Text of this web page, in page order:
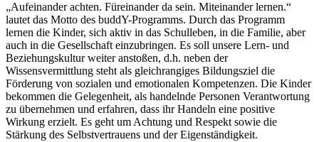
„Aufeinander achten. Füreinander da sein. Miteinander lernen.“
lautet das Motto des buddY-Programms. Durch das Programm
lernen die Kinder, sich aktiv in das Schulleben, in die Familie, aber
auch in die Gesellschaft einzubringen. Es soll unsere Lern- und
Beziehungskultur weiter anstoßen, d.h. neben der
Wissensvermittlung steht als gleichrangiges Bildungsziel die
Förderung von sozialen und emotionalen Kompetenzen. Die Kinder
bekommen die Gelegenheit, als handelnde Personen Verantwortung
zu übernehmen und erfahren, dass ihr Handeln eine positive
Wirkung erzielt. Es geht um Achtung und Respekt sowie die
Stärkung des Selbstvertrauens und der Eigenständigkeit.